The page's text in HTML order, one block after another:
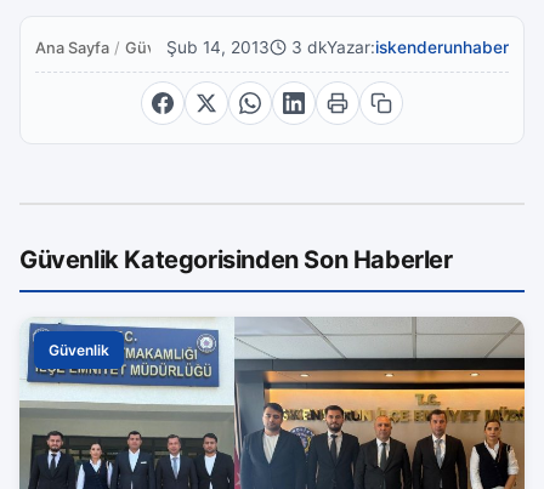
Ana Sayfa / GüvenlikŞub 14, 2013 3 dkYazar:iskenderunhaber
Güvenlik Kategorisinden Son Haberler
Güvenlik